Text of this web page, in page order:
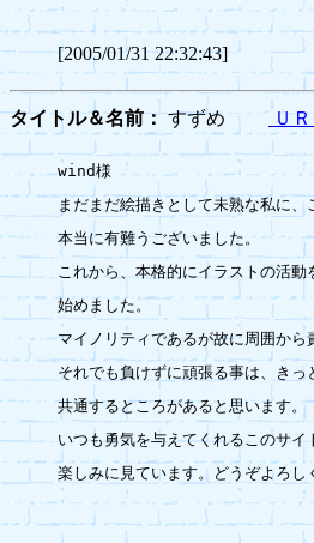
[2005/01/31 22:32:43]
タイトル＆名前： すずめ Ｕ
wind様
まだまだ絵描きとして未熟な私に、
本当に有難うございました。
これから、本格的にイラストの活動
始めました。
マイノリティであるが故に周囲から
それでも負けずに頑張る事は、きっ
共通するところがあると思います。
いつも勇気を与えてくれるこのサイ
楽しみに見ています。どうぞよろし